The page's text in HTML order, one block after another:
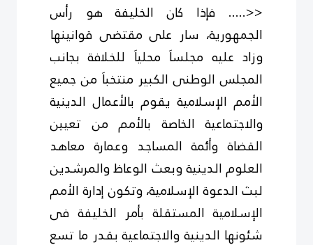
<<..... فإذا كان الخليفة هو رأس
الجمهورية، سار على مقتضى قوانينها
وزاد عليه مجلساَ محلياَ للخلافة بجانب
المجلس الوطنى الكبير منتخباَ من جميع
الأمم الإسلامية يقوم بالأعمال الدينية
والاجتماعية الخاصة بالأمم من تعيين
القضاة وأئمة المساجد وعمارة معاهد
العلوم الدينية وبعث الوعاظ والمرشدين
لبث الدعوة الإسلامية، وتكون إدارة الأمم
الإسلامية المستقلة بأمر الخليفة فى
شئونها الدينية والاجتماعية بقدر ما تسع